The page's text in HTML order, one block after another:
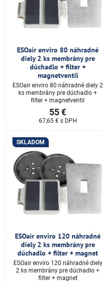
ESOair enviro 80 náhradné
diely 2 ks membrány pre
dúchadlo + filter +
magnetventil
ESOair enviro 80 náhradné diely 2
ks membrány pre dúchadlo +
filter + magnetventil
55 €
67,65 € s DPH
SKLADOM
ESOair enviro 120 náhradné
diely 2 ks membrány pre
dúchadlo + filter + magnet
ESOair enviro 120 náhradné diely
2 ks membrány pre dúchadlo +
filter + magnet